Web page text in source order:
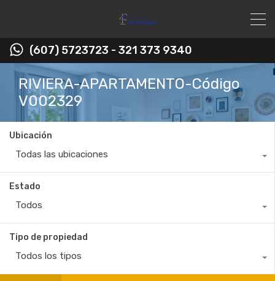
(607) 5723723 - 321 373 9340
RIVIERA-APARTAMENTO-Código
V002329
Ubicación
Todas las ubicaciones
Estado
Todos
Tipo de propiedad
Todos los tipos